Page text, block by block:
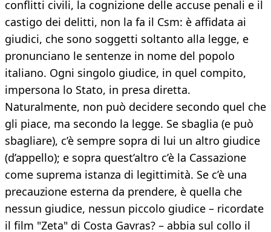
conflitti civili, la cognizione delle accuse penali e il
castigo dei delitti, non la fa il Csm: è affidata ai
giudici, che sono soggetti soltanto alla legge, e
pronunciano le sentenze in nome del popolo
italiano. Ogni singolo giudice, in quel compito,
impersona lo Stato, in presa diretta.
Naturalmente, non può decidere secondo quel che
gli piace, ma secondo la legge. Se sbaglia (e può
sbagliare), c’è sempre sopra di lui un altro giudice
(d’appello); e sopra quest’altro c’è la Cassazione
come suprema istanza di legittimità. Se c’è una
precauzione esterna da prendere, è quella che
nessun giudice, nessun piccolo giudice – ricordate
il film "Zeta" di Costa Gavras? – abbia sul collo il